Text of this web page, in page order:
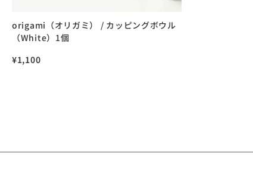
origami（オリガミ） / カッピングボウル
（White）1個
¥1,100